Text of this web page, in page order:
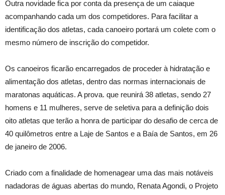
Outra novidade fica por conta da presença de um caiaque
acompanhando cada um dos competidores. Para facilitar a
identificação dos atletas, cada canoeiro portará um colete com o
mesmo número de inscrição do competidor.
Os canoeiros ficarão encarregados de proceder à hidratação e
alimentação dos atletas, dentro das normas internacionais de
maratonas aquáticas. A prova. que reunirá 38 atletas, sendo 27
homens e 11 mulheres, serve de seletiva para a definição dois
oito atletas que terão a honra de participar do desafio de cerca de
40 quilômetros entre a Laje de Santos e a Baía de Santos, em 26
de janeiro de 2006.
Criado com a finalidade de homenagear uma das mais notáveis
nadadoras de águas abertas do mundo, Renata Agondi, o Projeto